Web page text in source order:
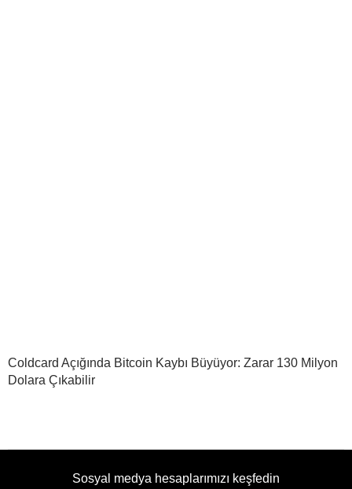
Coldcard Açığında Bitcoin Kaybı Büyüyor: Zarar 130 Milyon
Dolara Çıkabilir
Sosyal medya hesaplarımızı keşfedin